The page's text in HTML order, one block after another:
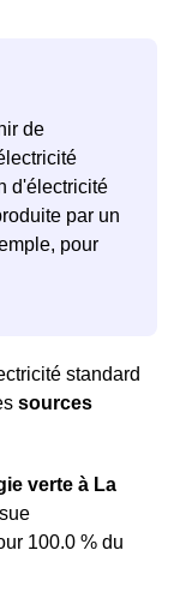
de
d'électricité
par un
pour
standard
sources
verte à La
100.0 % du